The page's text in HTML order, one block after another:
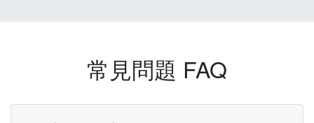
常見問題 FAQ